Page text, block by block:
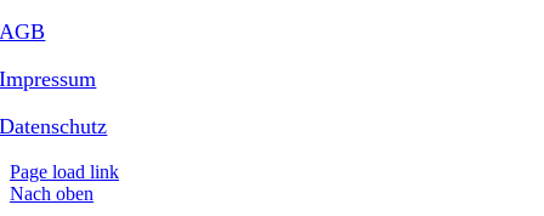
AGB
Impressum
Datenschutz
Page load link
Nach oben